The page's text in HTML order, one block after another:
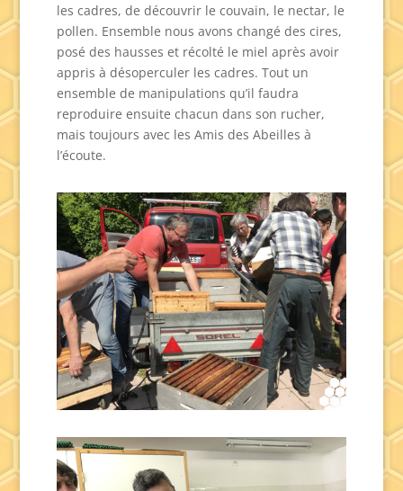
les cadres, de découvrir le couvain, le nectar, le
pollen. Ensemble nous avons changé des cires,
posé des hausses et récolté le miel après avoir
appris à désoperculer les cadres. Tout un
ensemble de manipulations qu’il faudra
reproduire ensuite chacun dans son rucher,
mais toujours avec les Amis des Abeilles à
l’écoute.